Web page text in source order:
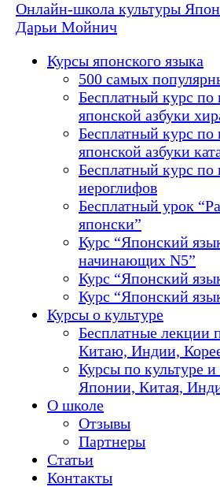
Онлайн-школа культуры
Дарьи Мойнич
Курсы японского языка
500 самых
Бесплатный курс
японской азбуки
Бесплатный курс
японской азбуки
Бесплатный курс
иероглифов
Бесплатный урок
японски”
Курс “Японский
начинающих N5”
Курс “Японский
Курс “Японский
Курсы о культуре
Бесплатные лекции
Китаю, Индии,
Курсы по культуре и
Японии, Китая,
О школе
Отзывы
Партнеры
Статьи
Контакты